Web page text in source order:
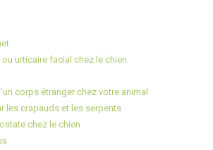
urticaire facial chez le chien
corps étranger chez votre animal
les crapauds et les serpents
chez le chien